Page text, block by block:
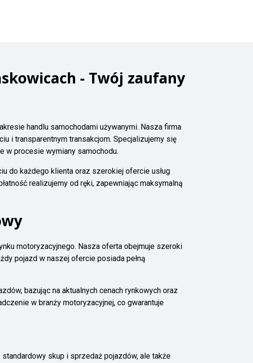
- Twój zaufany
handlu samochodami używanymi. Nasza firma
i transparentnym transakcjom. Specjalizujemy się
w procesie wymiany samochodu.
do każdego klienta oraz szerokiej ofercie usług
realizujemy od ręki, zapewniając maksymalną
motoryzacyjnego. Nasza oferta obejmuje szeroki
pojazd w naszej ofercie posiada pełną
bazując na aktualnych cenach rynkowych oraz
w branży motoryzacyjnej, co gwarantuje
skup i sprzedaż pojazdów, ale także